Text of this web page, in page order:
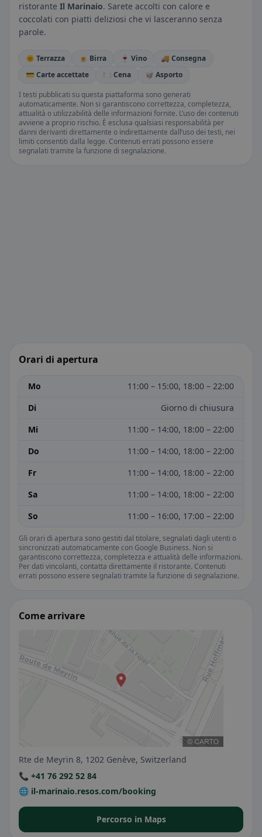
ristorante Il Marinaio. Sarete accolti con calore e
coccolati con piatti deliziosi che vi lasceranno senza
parole.
🌞 Terrazza 🍺 Birra 🍷 Vino
🚚 Consegna
💳 Carte accettate
🍽️ Cena
🥡 Asporto
I testi pubblicati su questa piattaforma sono generati
automaticamente. Non si garantiscono correttezza, completezza,
attualità o utilizzabilità delle informazioni fornite. L’uso dei contenuti
avviene a proprio rischio. È esclusa qualsiasi responsabilità per
danni derivanti direttamente o indirettamente dall’uso dei testi, nei
limiti consentiti dalla legge. Contenuti errati possono essere
segnalati tramite la funzione di segnalazione.
Orari di apertura
Mo
11:00 – 15:00, 18:00 – 22:00
Di
Giorno di chiusura
Mi
11:00 – 14:00, 18:00 – 22:00
Do
11:00 – 14:00, 18:00 – 22:00
Fr
11:00 – 14:00, 18:00 – 22:00
Sa
11:00 – 14:00, 18:00 – 22:00
So
11:00 – 16:00, 17:00 – 22:00
Gli orari di apertura sono gestiti dal titolare, segnalati dagli utenti o
sincronizzati automaticamente con Google Business. Non si
garantiscono correttezza, completezza e attualità delle informazioni.
Per dati vincolanti, contatta direttamente il ristorante. Contenuti
errati possono essere segnalati tramite la funzione di segnalazione.
Come arrivare
Rte de Meyrin 8, 1202 Genève, Switzerland
📞 +41 76 292 52 84
🌐 il-marinaio.resos.com/booking
Percorso in Maps